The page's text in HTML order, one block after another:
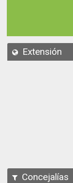
API
Extensión
Concejalías